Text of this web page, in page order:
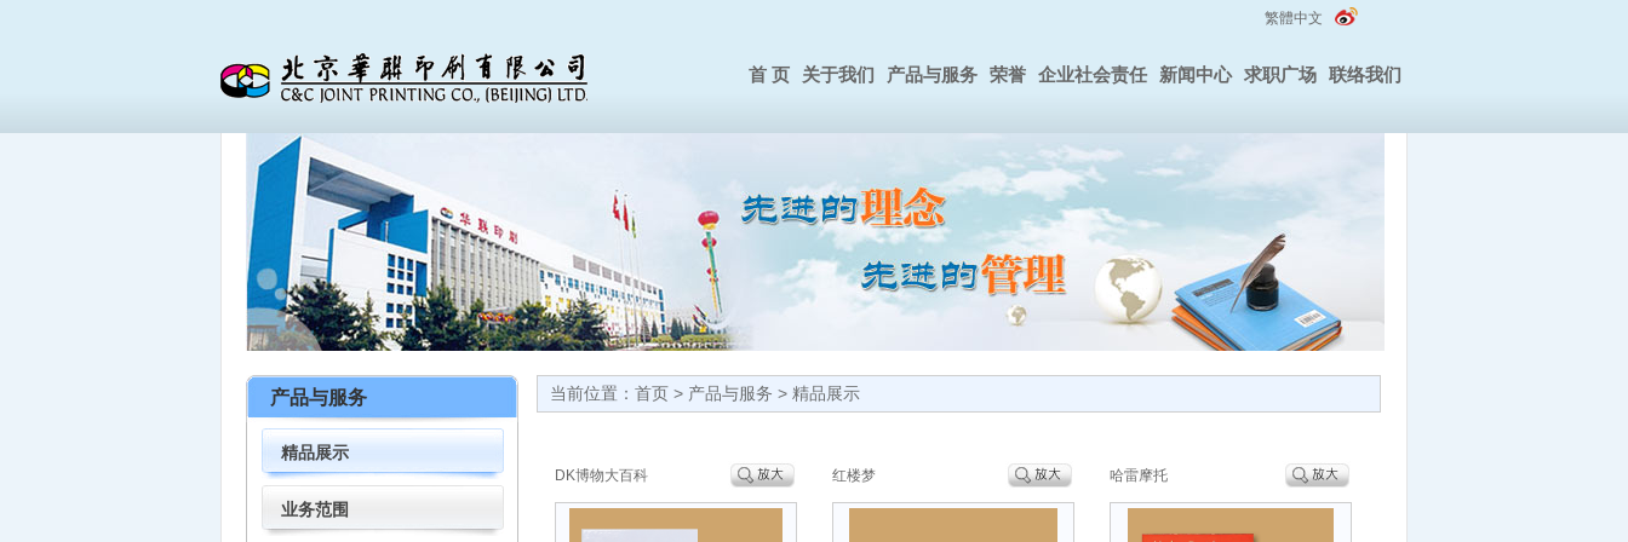
繁體中文
首 页 关于我们 产品与服务 荣誉 企业社会责任 新闻中心 求职广场 联络我们
产品与服务
精品展示
业务范围
当前位置： 首页 > 产品与服务 > 精品展示
DK博物大百科 红楼梦 哈雷摩托